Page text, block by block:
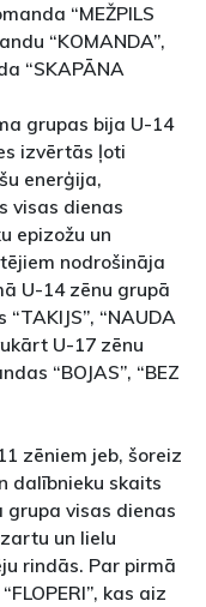
“MEŽPILS
“KOMANDA”,
“SKAPĀNA
grupas bija U-14
izvērtās ļoti
enerģija,
visas dienas
epizožu un
nodrošināja
U-14 zēnu grupā
“NAUDA
U-17 zēnu
“BOJAS”, “BEZ
zēniem jeb, šoreiz
dalībnieku skaits
grupa visas dienas
un lielu
rindās. Par pirmā
kas aiz